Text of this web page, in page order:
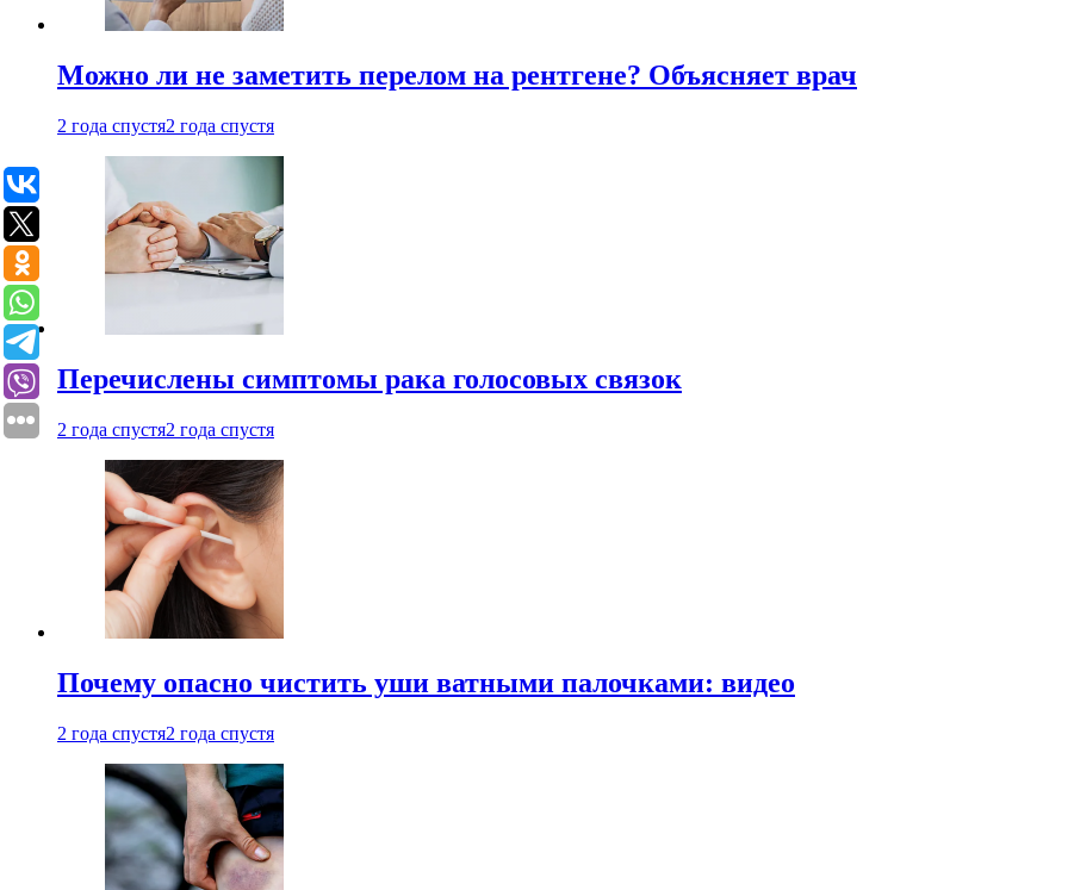
Можно ли не заметить перелом на рентгене? Объясняет врач
2 года спустя2 года спустя
Перечислены симптомы рака голосовых связок
2 года спустя2 года спустя
Почему опасно чистить уши ватными палочками: видео
2 года спустя2 года спустя